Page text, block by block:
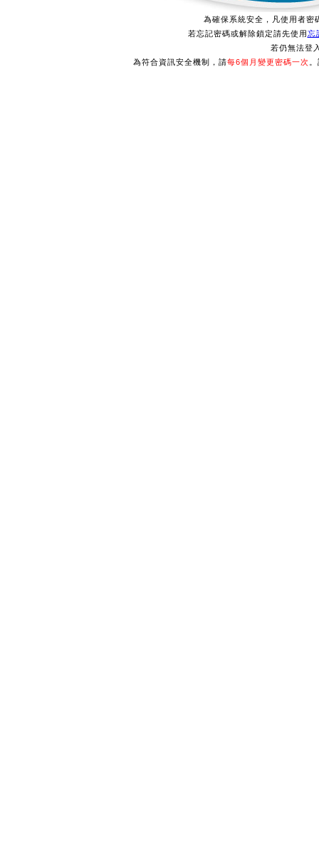
為確保系統安全，凡使用者
若忘記密碼或解除鎖定請先使用忘
若仍無法登
為符合資訊安全機制，請每6個月變更密碼一次